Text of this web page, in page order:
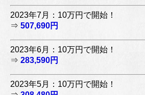
2023年7月：10万円で開始！
⇒ 507,690円
2023年6月：10万円で開始！
⇒ 283,590円
2023年5月：10万円で開始！